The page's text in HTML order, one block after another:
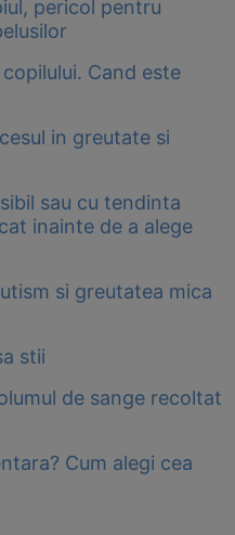
pericol pentru
Cand este
in greutate si
sau cu tendinta
inainte de a alege
si greutatea mica
stii
de sange recoltat
Cum alegi cea